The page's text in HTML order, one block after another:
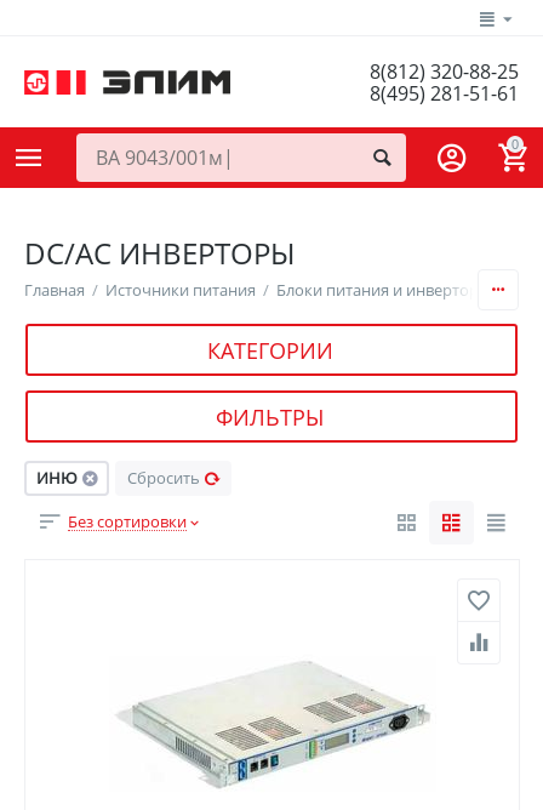
8(812) 320-88-25
8(495) 281-51-61
0
DC/AC ИНВЕРТОРЫ
Главная / Источники питания / Блоки питания и инверторы /
КАТЕГОРИИ
ФИЛЬТРЫ
ИНЮ
Сбросить
Без сортировки